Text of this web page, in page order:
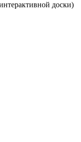
доски)